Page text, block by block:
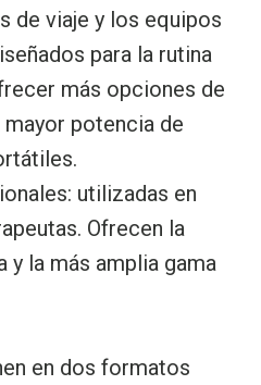
de viaje y los equipos
para la rutina
más opciones de
mayor potencia de
utilizadas en
Ofrecen la
y la más amplia gama
en dos formatos